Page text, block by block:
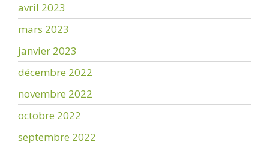
avril 2023
mars 2023
janvier 2023
décembre 2022
novembre 2022
octobre 2022
septembre 2022